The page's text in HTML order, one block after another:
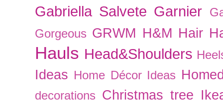
Gabriella Salvete Garnier
Gorgeous GRWM H&M Hair
Hauls Head&Shoulders
Ideas Home Décor Ideas
decorations Christmas tree